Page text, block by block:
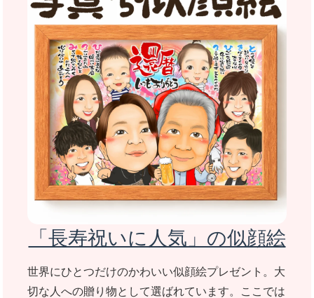
「長寿祝いに人気」の似顔絵
世界にひとつだけのかわいい似顔絵プレゼント。大
切な人への贈り物として選ばれています。ここでは